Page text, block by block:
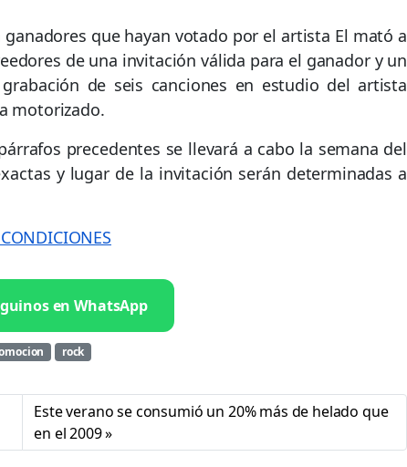
que hayan votado por el artista El mató a
de una invitación válida para el ganador y un
de seis canciones en estudio del artista
motorizado.
precedentes se llevará a cabo la semana del
y lugar de la invitación serán determinadas a
en WhatsApp
rock
Este verano se consumió un 20% más de helado que
en el 2009